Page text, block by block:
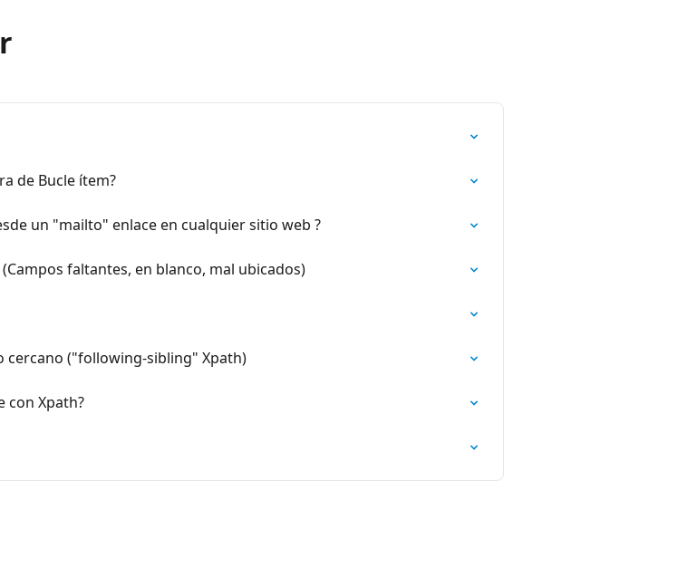
de Bucle ítem?
un "mailto" enlace en cualquier sitio web ?
faltantes, en blanco, mal ubicados)
cercano ("following-sibling" Xpath)
con Xpath?